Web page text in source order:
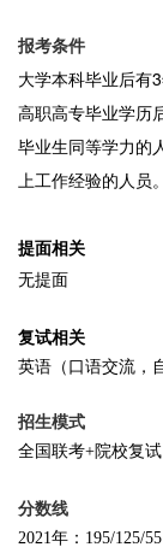
报考条件
大学本科毕业后有
高职高专毕业学历
毕业生同等学力的
上工作经验的人员。
提面相关
无提面
复试相关
英语（口语交流，
招生模式
全国联考+院校复试
分数线
2021年：195/125/55